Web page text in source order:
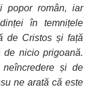
popor român, iar
în temnițele
de Cristos și față
nicio prigoană.
și de
ne arată că este